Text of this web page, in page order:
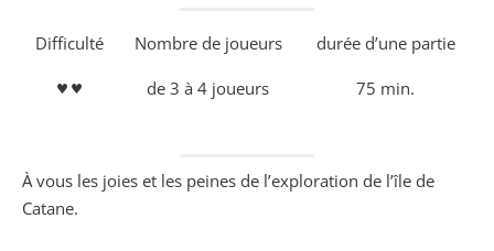
Difficulté Nombre de joueurs durée d’une partie
♥ ♥ de 3 à 4 joueurs 75 min.
À vous les joies et les peines de l’exploration de l’île de
Catane.